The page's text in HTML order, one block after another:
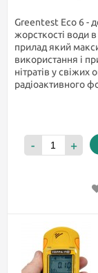
Greentest Eco 6 -
жорсткості води
прилад який
використання і
нітратів у свіжих
радіоактивного
- +